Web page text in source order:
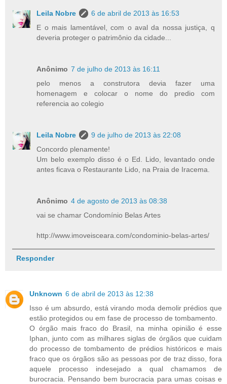
Leila Nobre
6 de abril de 2013 às 16:53
E o mais lamentável, com o aval da nossa justiça, q
deveria proteger o patrimônio da cidade...
Anônimo 7 de julho de 2013 às 16:11
pelo menos a construtora devia fazer uma
homenagem e colocar o nome do predio com
referencia ao colegio
Leila Nobre
9 de julho de 2013 às 22:08
Concordo plenamente!
Um belo exemplo disso é o Ed. Lido, levantado onde
antes ficava o Restaurante Lido, na Praia de Iracema.
Anônimo 4 de agosto de 2013 às 08:38
vai se chamar Condomínio Belas Artes
http://www.imoveisceara.com/condominio-belas-artes/
Responder
Unknown 6 de abril de 2013 às 12:38
Isso é um absurdo, está virando moda demolir prédios que
estão protegidos ou em fase de processo de tombamento.
O órgão mais fraco do Brasil, na minha opinião é esse
Iphan, junto com as milhares siglas de órgãos que cuidam
do processo de tombamento de prédios históricos e mais
fraco que os órgãos são as pessoas por de traz disso, fora
aquele processo indesejado a qual chamamos de
burocracia. Pensando bem burocracia para umas coisas e